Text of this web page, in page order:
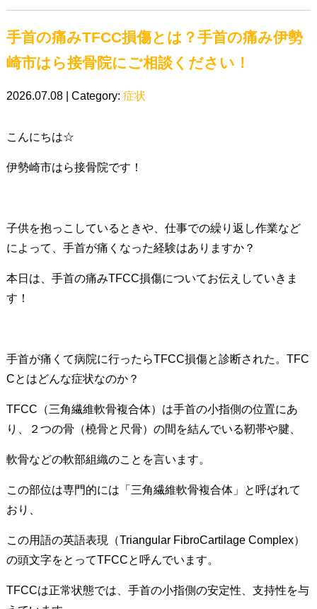
手首の痛みTFCC損傷とは？手首の痛み伊勢
崎市はら接骨院にご相談ください！
2026.07.08 | Category: 症状
こんにちは☆
伊勢崎市はら接骨院です！
子供を抱っこしているときや、仕事での繰り返し作業など
によって、手首が痛くなった経験はありますか？
本日は、手首の痛みTFCC損傷についてお伝えしていきま
す！
手首が痛くて病院に行ったらTFCC損傷と診断された。TFC
Cとはどんな症状なのか？
TFCC（三角繊維軟骨複合体）は手首の小指側の位置にあ
り、２つの骨（橈骨と尺骨）の間を結んでいる靭帯や腱、
軟骨などの軟部組織のことを言います。
この部位は専門的には「三角繊維軟骨複合体」と呼ばれて
おり、
この用語の英語表現（Triangular FibroCartilage Complex）
の頭文字をとってTFCCと呼んでいます。
TFCCは正常状態では、手首の小指側の安定性、支持性を与